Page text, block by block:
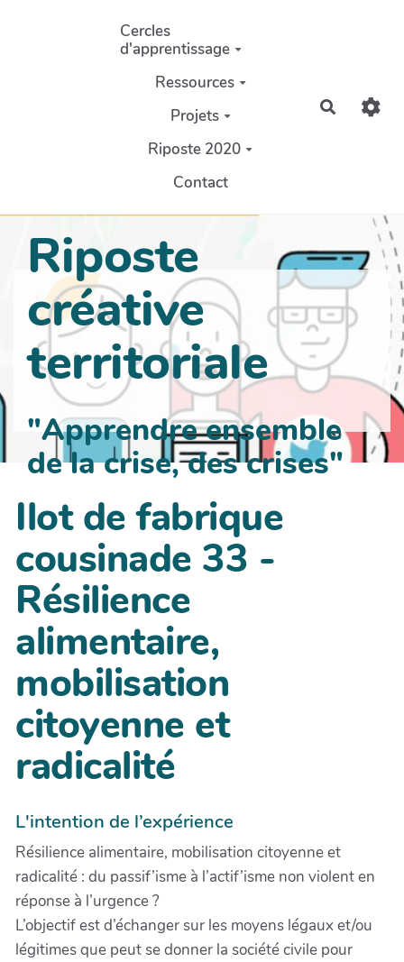
Aller au contenu principal
Cercles
d'apprentissage
Ressources
Projets
Riposte 2020
Contact
Riposte
créative
territoriale
"Apprendre ensemble
de la crise, des crises"
Ilot de fabrique
cousinade 33 -
Résilience
alimentaire,
mobilisation
citoyenne et
radicalité
L'intention de l’expérience
Résilience alimentaire, mobilisation citoyenne et
radicalité : du passif’isme à l’actif’isme non violent en
réponse à l’urgence ?
L’objectif est d’échanger sur les moyens légaux et/ou
légitimes que peut se donner la société civile pour